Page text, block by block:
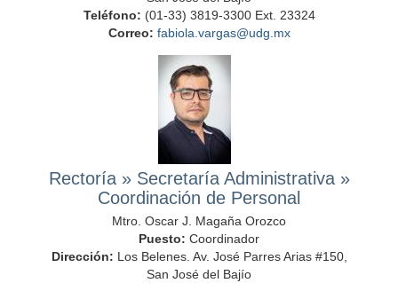
Teléfono: (01-33) 3819-3300 Ext. 23324
Correo: fabiola.vargas@udg.mx
Rectoría» Secretaría Administrativa»
Coordinación de Personal
Mtro. Oscar J. Magaña Orozco
Puesto: Coordinador
Dirección: Los Belenes. Av. José Parres Arias #150,
San José del Bajío